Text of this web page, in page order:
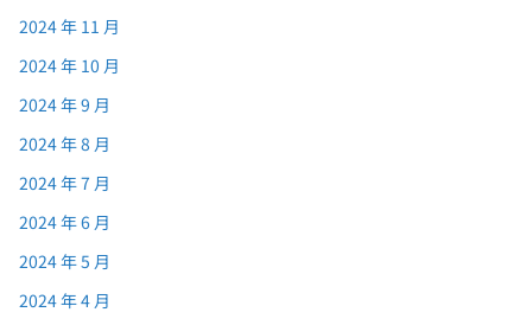
2024 年 11 月
2024 年 10 月
2024 年 9 月
2024 年 8 月
2024 年 7 月
2024 年 6 月
2024 年 5 月
2024 年 4 月